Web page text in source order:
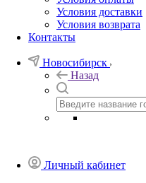
Условия доставки
Условия возврата
Контакты
Новосибирск
Назад
Личный кабинет